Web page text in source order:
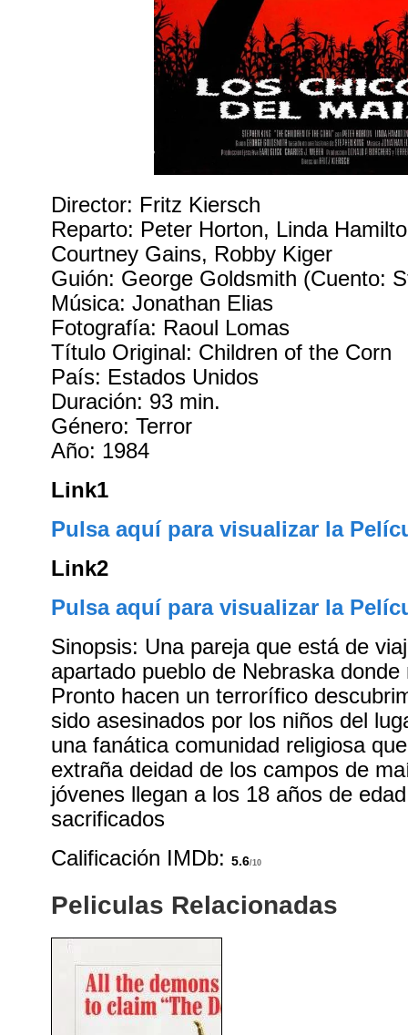
Director: Fritz Kiersch
Reparto: Peter Horton, Linda
Courtney Gains, Robby Kiger
Guión: George Goldsmith (Cuento:
Música: Jonathan Elias
Fotografía: Raoul Lomas
Título Original: Children of the Corn
País: Estados Unidos
Duración: 93 min.
Género: Terror
Año: 1984
Link1
Pulsa aquí para visualizar la
Link2
Pulsa aquí para visualizar la
Sinopsis: Una pareja que está de
apartado pueblo de Nebraska
Pronto hacen un terrorífico
sido asesinados por los niños del
una fanática comunidad religiosa
extraña deidad de los campos de
jóvenes llegan a los 18 años de
sacrificados
Calificación IMDb:5.6/10
Peliculas Relacionadas